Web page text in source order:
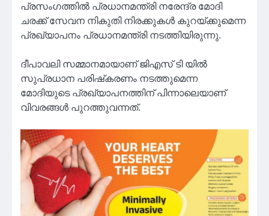
പ്രസംഗത്തില്‍ പ്രധാനമന്ത്രി നരേന്ദ്ര മോദി
ചരക്ക് സേവന നികുതി നിരക്കുകള്‍ കുറയ്ക്കുമെന്ന
പ്രഖ്യാപനം പ്രധാനമന്ത്രി നടത്തിയിരുന്നു.
ദീപാവലി സമ്മാനമായാണ് ജിഎസ് ടി യില്‍
സുപ്രധാന പരിഷ്‌കരണം നടത്തുമെന്ന
മോദിയുടെ പ്രഖ്യാപനത്തിന് പിന്നാലെയാണ്
വിവരങ്ങള്‍ പുറത്തുവന്നത്.